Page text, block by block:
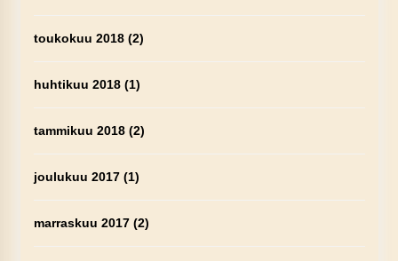
toukokuu 2018(2)
huhtikuu 2018(1)
tammikuu 2018(2)
joulukuu 2017(1)
marraskuu 2017(2)